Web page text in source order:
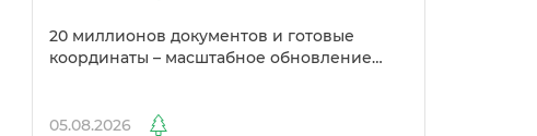
20 миллионов документов и готовые
координаты – масштабное обновление
05.08.2026